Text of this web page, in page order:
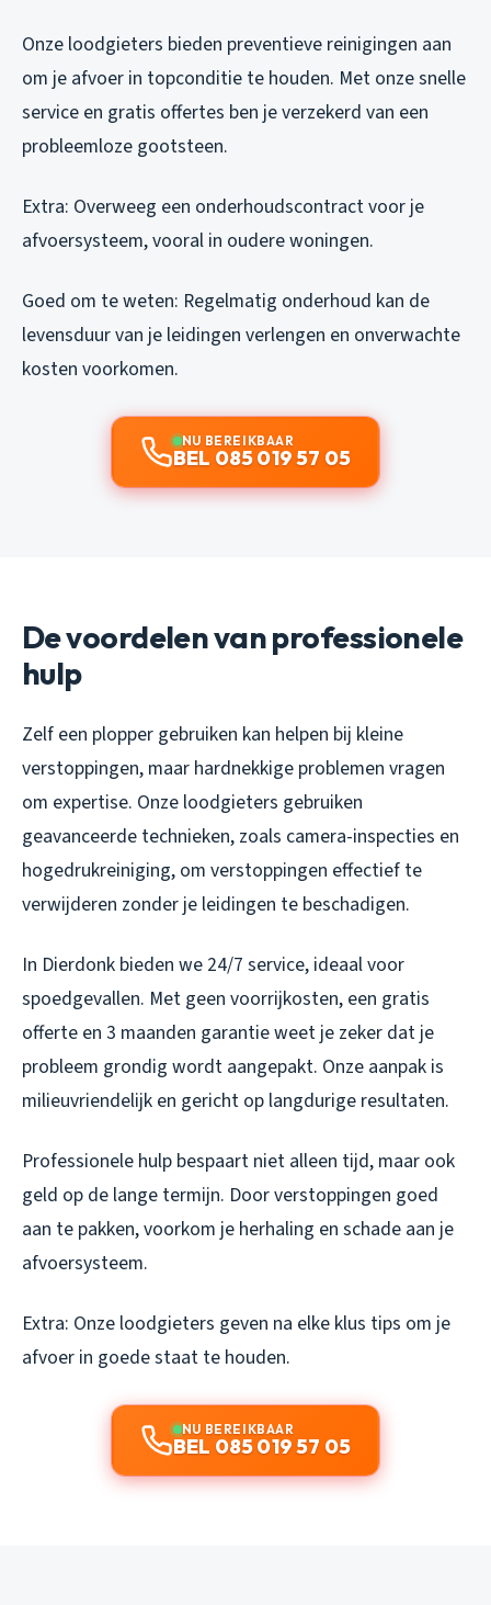
Onze loodgieters bieden preventieve reinigingen aan
om je afvoer in topconditie te houden. Met onze snelle
service en gratis offertes ben je verzekerd van een
probleemloze gootsteen.
Extra: Overweeg een onderhoudscontract voor je
afvoersysteem, vooral in oudere woningen.
Goed om te weten: Regelmatig onderhoud kan de
levensduur van je leidingen verlengen en onverwachte
kosten voorkomen.
NU BEREIKBAAR
BEL 085 019 57 05
De voordelen van professionele
hulp
Zelf een plopper gebruiken kan helpen bij kleine
verstoppingen, maar hardnekkige problemen vragen
om expertise. Onze loodgieters gebruiken
geavanceerde technieken, zoals camera-inspecties en
hogedrukreiniging, om verstoppingen effectief te
verwijderen zonder je leidingen te beschadigen.
In Dierdonk bieden we 24/7 service, ideaal voor
spoedgevallen. Met geen voorrijkosten, een gratis
offerte en 3 maanden garantie weet je zeker dat je
probleem grondig wordt aangepakt. Onze aanpak is
milieuvriendelijk en gericht op langdurige resultaten.
Professionele hulp bespaart niet alleen tijd, maar ook
geld op de lange termijn. Door verstoppingen goed
aan te pakken, voorkom je herhaling en schade aan je
afvoersysteem.
Extra: Onze loodgieters geven na elke klus tips om je
afvoer in goede staat te houden.
NU BEREIKBAAR
BEL 085 019 57 05